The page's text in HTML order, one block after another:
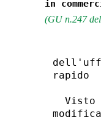
(GU n.247
rapido
Visto